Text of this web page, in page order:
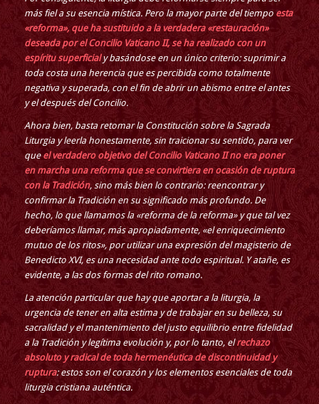
más fiel a su esencia mística. Pero la mayor parte del tiempo esta
«reforma», que ha sustituido a la verdadera «restauración»
deseada por el Concilio Vaticano II, se ha realizado con un
espíritu superficialy basándose en un único criterio: suprimir a
toda costa una herencia que es percibida como totalmente
negativa y superada, con el fin de abrir un abismo entre el antes
y el después del Concilio.
Ahora bien, basta retomar la Constitución sobre la Sagrada
Liturgia y leerla honestamente, sin traicionar su sentido, para ver
que el verdadero objetivo del Concilio Vaticano II no era poner
en marcha una reforma que se convirtiera en ocasión de ruptura
con la Tradición, sino más bien lo contrario: reencontrar y
confirmar la Tradición en su significado más profundo. De
hecho, lo que llamamos la «reforma de la reforma» y que tal vez
deberíamos llamar, más apropiadamente, «el enriquecimiento
mutuo de los ritos», por utilizar una expresión del magisterio de
Benedicto XVI, es una necesidad ante todo espiritual. Y atañe, es
evidente, a las dos formas del rito romano.
La atención particular que hay que aportar a la liturgia, la
urgencia de tener en alta estima y de trabajar en su belleza, su
sacralidad y el mantenimiento del justo equilibrio entre fidelidad
a la Tradición y legítima evolución y, por lo tanto, elrechazo
absoluto y radical de toda hermenéutica de discontinuidad y
ruptura: estos son el corazón y los elementos esenciales de toda
liturgia cristiana auténtica.